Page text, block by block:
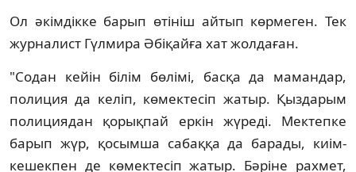
Ол әкімдікке барып өтініш айтып көрмеген. Тек
журналист Гүлмира Әбіқайға хат жолдаған.
"Содан кейін білім бөлімі, басқа да мамандар,
полиция да келіп, көмектесіп жатыр. Қыздарым
полициядан қорықпай еркін жүреді. Мектепке
барып жүр, қосымша сабаққа да барады, киім-
кешекпен де көмектесіп жатыр. Бәріне рахмет,